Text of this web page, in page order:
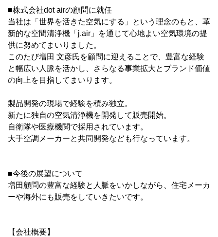
■株式会社dot airの顧問に就任
当社は「世界を活きた空気にする」という理念のもと、革
新的な空間清浄機「j.air」を通じて心地よい空気環境の提
供に努めてまいりました。
このたび増田 文彦氏を顧問に迎えることで、豊富な経験
と幅広い人脈を活かし、さらなる事業拡大とブランド価値
の向上を目指してまいります。
製品開発の現場で経験を積み独立。
新たに独自の空気清浄機を開発して販売開始。
自衛隊や医療機関で採用されています。
大手空調メーカーと共同開発なども行なっています。
■今後の展望について
増田顧問の豊富な経験と人脈をいかしながら、住宅メーカ
ーや海外にも販売をしていきたいです。
【会社概要】